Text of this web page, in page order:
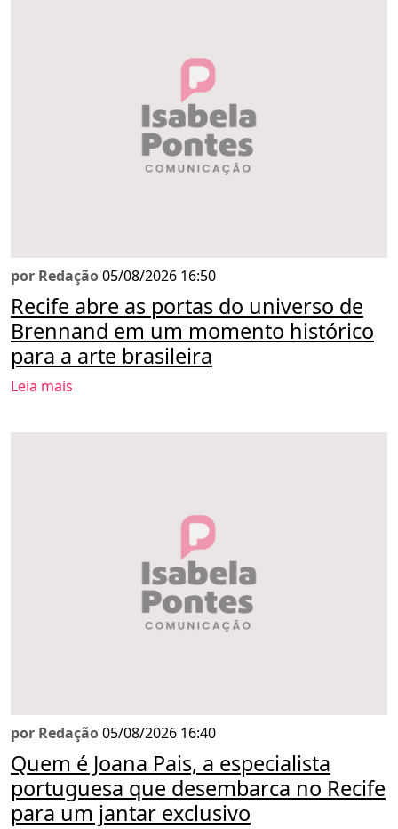
por Redação05/08/2026 16:50
Recife abre as portas do universo de
Brennand em um momento histórico
para a arte brasileira
Leia mais
por Redação05/08/2026 16:40
Quem é Joana Pais, a especialista
portuguesa que desembarca no Recife
para um jantar exclusivo